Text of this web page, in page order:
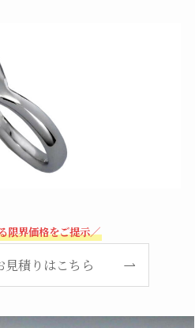
限界価格をご提示／
見積りはこちら